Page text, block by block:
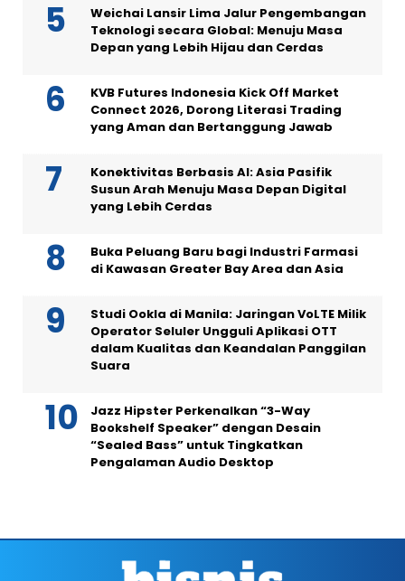
Weichai Lansir Lima Jalur Pengembangan
Teknologi secara Global: Menuju Masa
Depan yang Lebih Hijau dan Cerdas
KVB Futures Indonesia Kick Off Market
Connect 2026, Dorong Literasi Trading
yang Aman dan Bertanggung Jawab
Konektivitas Berbasis AI: Asia Pasifik
Susun Arah Menuju Masa Depan Digital
yang Lebih Cerdas
Buka Peluang Baru bagi Industri Farmasi
di Kawasan Greater Bay Area dan Asia
Studi Ookla di Manila: Jaringan VoLTE Milik
Operator Seluler Ungguli Aplikasi OTT
dalam Kualitas dan Keandalan Panggilan
Suara
Jazz Hipster Perkenalkan “3-Way
Bookshelf Speaker” dengan Desain
“Sealed Bass” untuk Tingkatkan
Pengalaman Audio Desktop